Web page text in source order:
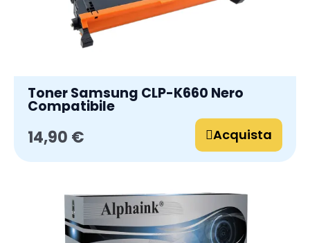
Toner Samsung CLP-K660 Nero
Compatibile
14,90 € Acquista